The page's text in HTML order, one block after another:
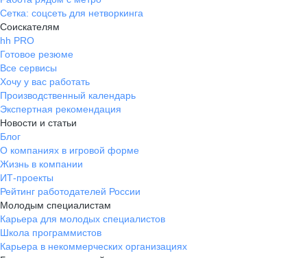
Сетка: соцсеть для нетворкинга
Соискателям
hh PRO
Готовое резюме
Все сервисы
Хочу у вас работать
Производственный календарь
Экспертная рекомендация
Новости и статьи
Блог
О компаниях в игровой форме
Жизнь в компании
ИТ-проекты
Рейтинг работодателей России
Молодым специалистам
Карьера для молодых специалистов
Школа программистов
Карьера в некоммерческих организациях